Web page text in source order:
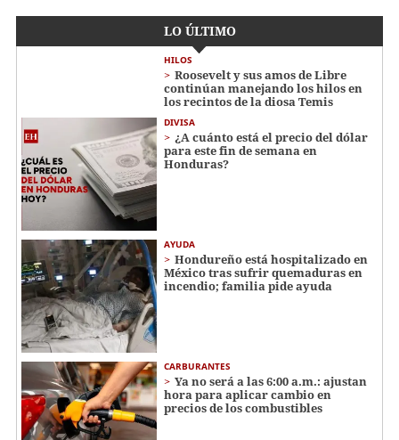
LO ÚLTIMO
HILOS
Roosevelt y sus amos de Libre
continúan manejando los hilos en
los recintos de la diosa Temis
DIVISA
¿A cuánto está el precio del dólar
para este fin de semana en
Honduras?
AYUDA
Hondureño está hospitalizado en
México tras sufrir quemaduras en
incendio; familia pide ayuda
CARBURANTES
Ya no será a las 6:00 a.m.: ajustan
hora para aplicar cambio en
precios de los combustibles